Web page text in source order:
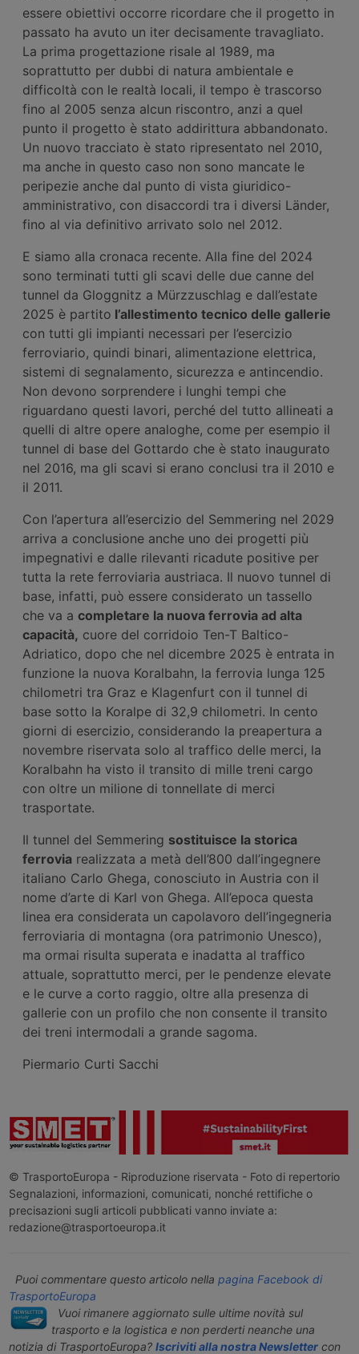
essere obiettivi occorre ricordare che il progetto in
passato ha avuto un iter decisamente travagliato.
La prima progettazione risale al 1989, ma
soprattutto per dubbi di natura ambientale e
difficoltà con le realtà locali, il tempo è trascorso
fino al 2005 senza alcun riscontro, anzi a quel
punto il progetto è stato addirittura abbandonato.
Un nuovo tracciato è stato ripresentato nel 2010,
ma anche in questo caso non sono mancate le
peripezie anche dal punto di vista giuridico-
amministrativo, con disaccordi tra i diversi Länder,
fino al via definitivo arrivato solo nel 2012.
E siamo alla cronaca recente. Alla fine del 2024
sono terminati tutti gli scavi delle due canne del
tunnel da Gloggnitz a Mürzzuschlag e dall’estate
2025 è partito l’allestimento tecnico delle gallerie
con tutti gli impianti necessari per l’esercizio
ferroviario, quindi binari, alimentazione elettrica,
sistemi di segnalamento, sicurezza e antincendio.
Non devono sorprendere i lunghi tempi che
riguardano questi lavori, perché del tutto allineati a
quelli di altre opere analoghe, come per esempio il
tunnel di base del Gottardo che è stato inaugurato
nel 2016, ma gli scavi si erano conclusi tra il 2010 e
il 2011.
Con l’apertura all’esercizio del Semmering nel 2029
arriva a conclusione anche uno dei progetti più
impegnativi e dalle rilevanti ricadute positive per
tutta la rete ferroviaria austriaca. Il nuovo tunnel di
base, infatti, può essere considerato un tassello
che va a completare la nuova ferrovia ad alta
capacità, cuore del corridoio Ten-T Baltico-
Adriatico, dopo che nel dicembre 2025 è entrata in
funzione la nuova Koralbahn, la ferrovia lunga 125
chilometri tra Graz e Klagenfurt con il tunnel di
base sotto la Koralpe di 32,9 chilometri. In cento
giorni di esercizio, considerando la preapertura a
novembre riservata solo al traffico delle merci, la
Koralbahn ha visto il transito di mille treni cargo
con oltre un milione di tonnellate di merci
trasportate.
Il tunnel del Semmering sostituisce la storica
ferrovia realizzata a metà dell’800 dall’ingegnere
italiano Carlo Ghega, conosciuto in Austria con il
nome d’arte di Karl von Ghega. All’epoca questa
linea era considerata un capolavoro dell’ingegneria
ferroviaria di montagna (ora patrimonio Unesco),
ma ormai risulta superata e inadatta al traffico
attuale, soprattutto merci, per le pendenze elevate
e le curve a corto raggio, oltre alla presenza di
gallerie con un profilo che non consente il transito
dei treni intermodali a grande sagoma.
Piermario Curti Sacchi
© TrasportoEuropa - Riproduzione riservata - Foto di repertorio
Segnalazioni, informazioni, comunicati, nonché rettifiche o
precisazioni sugli articoli pubblicati vanno inviate a:
redazione@trasportoeuropa.it
Puoi commentare questo articolo nella pagina Facebook di
TrasportoEuropa
Vuoi rimanere aggiornato sulle ultime novità sul
trasporto e la logistica e non perderti neanche una
notizia di TrasportoEuropa? Iscriviti alla nostra Newslettercon